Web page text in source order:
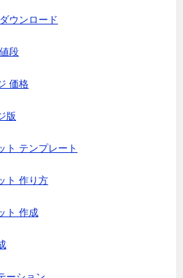
ウンロード
段
価格
版
ト テンプレート
ト 作り方
ト 作成